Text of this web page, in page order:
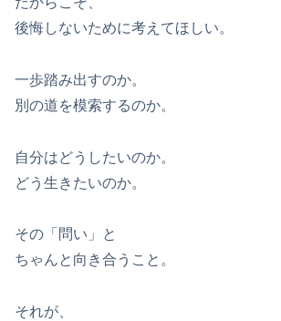
後悔しないために考えてほしい。
一歩踏み出すのか。
別の道を模索するのか。
自分はどうしたいのか。
どう生きたいのか。
その「問い」と
ちゃんと向き合うこと。
それが、